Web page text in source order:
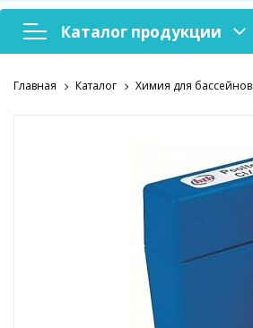
Каталог продукции
Надувная мебель
Надувные лодки и
аксессуары
Воздушные насосы
Главная Каталог Химия для бассейнов